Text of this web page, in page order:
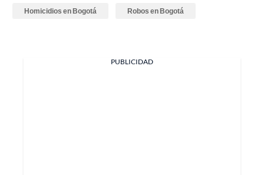
Homicidios en Bogotá Robos en Bogotá
PUBLICIDAD